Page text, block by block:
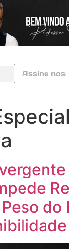
do